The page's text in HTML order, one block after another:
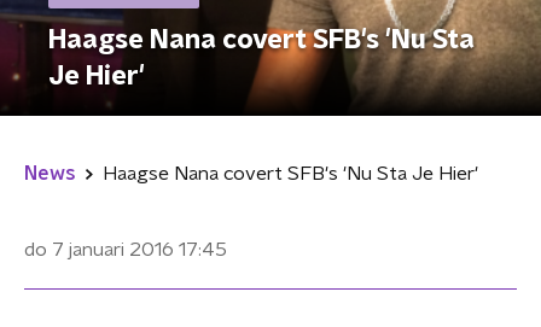
Haagse Nana covert SFB's 'Nu Sta
Je Hier'
News Haagse Nana covert SFB's 'Nu Sta Je Hier'
do 7 januari 2016 17:45